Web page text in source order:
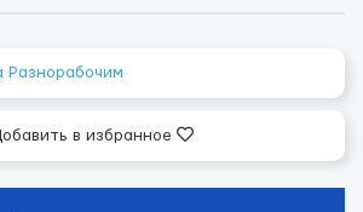
в избранное